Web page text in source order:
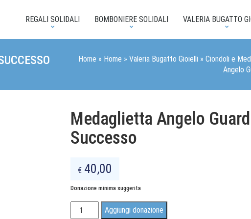
REGALI SOLIDALI BOMBONIERE SOLIDALI VALERIA BUGATTO
Home » Home » Valeria Bugatto Gioielli » Ciondoli e
Angelo
Medaglietta Angelo
Successo
€ 40,00
Donazione minima suggerita
Medaglietta
Angelo
Aggiungi donazione